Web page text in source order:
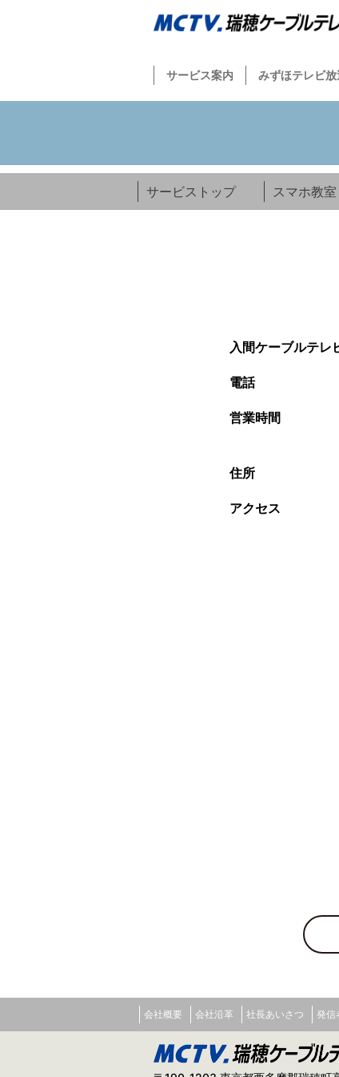
サービス案内 みずほテレビ
サービストップ スマホ教室
入間ケーブルテレ
電話
営業時間
住所
アクセス
会社概要 会社沿革 社長あいさつ 発信